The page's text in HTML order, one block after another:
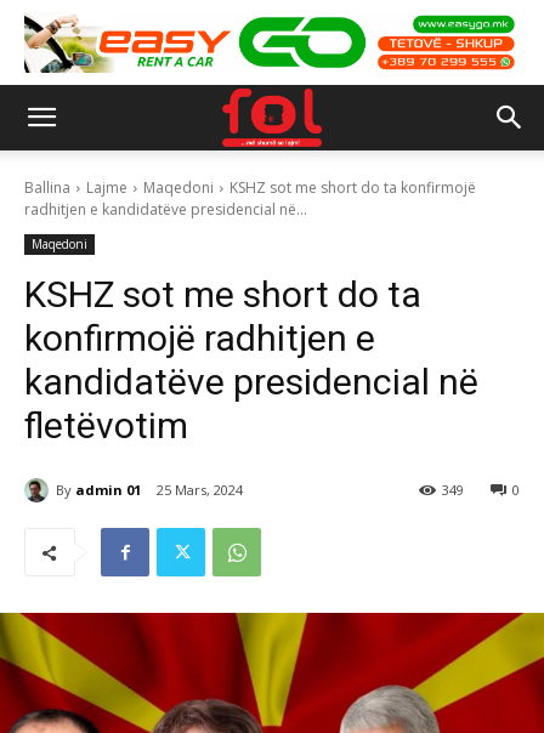
Ballina Lajme Maqedoni
KSHZ sot me short do ta konfirmojë
radhitjen e kandidatëve presidencial në...
Maqedoni
KSHZ sot me short do ta
konfirmojë radhitjen e
kandidatëve presidencial në
fletëvotim
By admin 01 25 Mars, 2024 0
349